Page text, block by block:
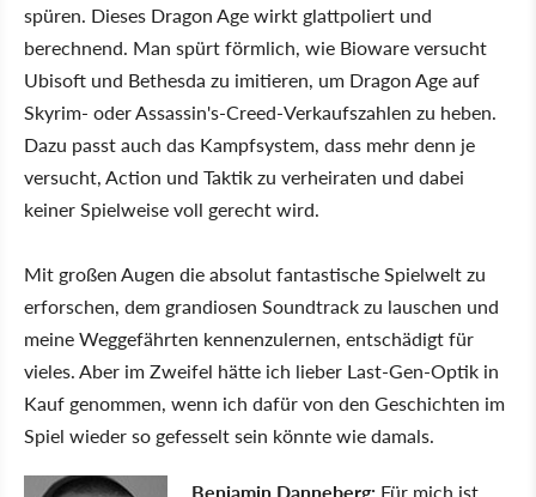
spüren. Dieses Dragon Age wirkt glattpoliert und
berechnend. Man spürt förmlich, wie Bioware versucht
Ubisoft und Bethesda zu imitieren, um Dragon Age auf
Skyrim- oder Assassin's-Creed-Verkaufszahlen zu heben.
Dazu passt auch das Kampfsystem, dass mehr denn je
versucht, Action und Taktik zu verheiraten und dabei
keiner Spielweise voll gerecht wird.
Mit großen Augen die absolut fantastische Spielwelt zu
erforschen, dem grandiosen Soundtrack zu lauschen und
meine Weggefährten kennenzulernen, entschädigt für
vieles. Aber im Zweifel hätte ich lieber Last-Gen-Optik in
Kauf genommen, wenn ich dafür von den Geschichten im
Spiel wieder so gefesselt sein könnte wie damals.